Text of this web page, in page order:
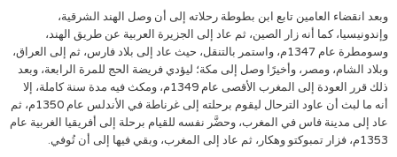
وبعد انقضاء العامين تابع ابن بطوطة رحلاته إلى أن وصل الهند الشرقية،
وإندونيسيا، كما أنه زار الصين، ثم عاد إلى الجزيرة العربية عن طريق الهند،
وسومطرة عام 1347م، واستمر بالتنقل، حيث عاد إلى بلاد فارس، ثم إلى العراق،
وبلاد الشام، ومصر، وأخيرًا وصل إلى مكة؛ ليؤدي فريضة الحج للمرة الرابعة، وبعد
ذلك قرر العودة إلى المغرب الأقصى عام 1349م، ومكث فيه مدة سنة كاملة، إلا
أنه ما لبث أن عاود الترحال ليقوم برحلته إلى غرناطة في الأندلس عام 1350م، ثم
عاد إلى مدينة فاس في المغرب، وحضَّر نفسه للقيام برحلة إلى أفريقيا الغربية عام
1353م، فزار تمبوكتو وهكار، ثم عاد إلى المغرب، وبقي فيها إلى أن تُوفي.